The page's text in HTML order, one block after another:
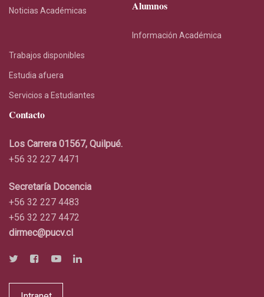
Noticias Académicas Alumnos
Información Académica
Trabajos disponibles
Estudia afuera
Servicios a Estudiantes
Contacto
Los Carrera 01567, Quilpué.
+56 32 227 4471
Secretaría Docencia
+56 32 227 4483
+56 32 227 4472
dirmec@pucv.cl